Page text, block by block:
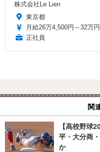
株式会社Le Lien
東京都
月給26万4,500円～32万円
正社員
関
【高校野球
平・大分商
か